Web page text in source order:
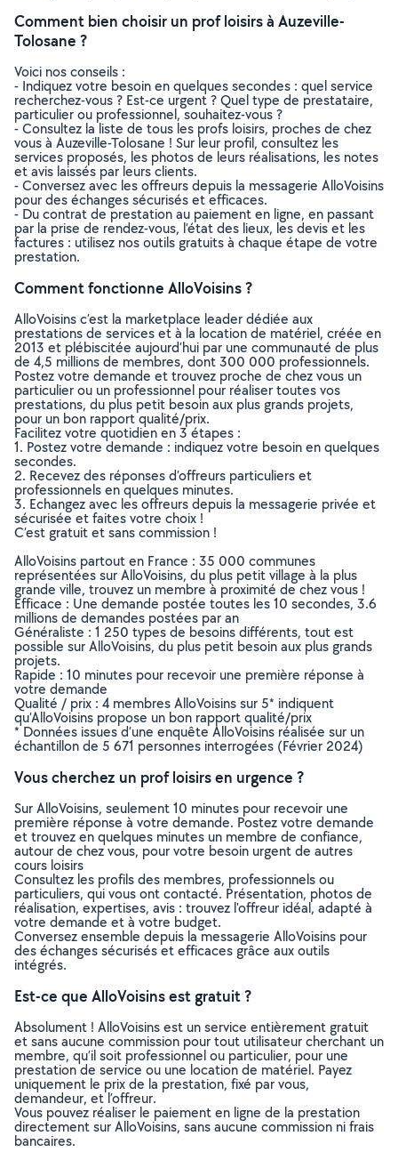
Comment bien choisir un prof loisirs à Auzeville-
Tolosane ?
Voici nos conseils :
- Indiquez votre besoin en quelques secondes : quel service
recherchez-vous ? Est-ce urgent ? Quel type de prestataire,
particulier ou professionnel, souhaitez-vous ?
- Consultez la liste de tous les profs loisirs, proches de chez
vous à Auzeville-Tolosane ! Sur leur profil, consultez les
services proposés, les photos de leurs réalisations, les notes
et avis laissés par leurs clients.
- Conversez avec les offreurs depuis la messagerie AlloVoisins
pour des échanges sécurisés et efficaces.
- Du contrat de prestation au paiement en ligne, en passant
par la prise de rendez-vous, l’état des lieux, les devis et les
factures : utilisez nos outils gratuits à chaque étape de votre
prestation.
Comment fonctionne AlloVoisins ?
AlloVoisins c’est la marketplace leader dédiée aux
prestations de services et à la location de matériel, créée en
2013 et plébiscitée aujourd’hui par une communauté de plus
de 4,5 millions de membres, dont 300 000 professionnels.
Postez votre demande et trouvez proche de chez vous un
particulier ou un professionnel pour réaliser toutes vos
prestations, du plus petit besoin aux plus grands projets,
pour un bon rapport qualité/prix.
Facilitez votre quotidien en 3 étapes :
1. Postez votre demande : indiquez votre besoin en quelques
secondes.
2. Recevez des réponses d’offreurs particuliers et
professionnels en quelques minutes.
3. Echangez avec les offreurs depuis la messagerie privée et
sécurisée et faites votre choix !
C’est gratuit et sans commission !
AlloVoisins partout en France : 35 000 communes
représentées sur AlloVoisins, du plus petit village à la plus
grande ville, trouvez un membre à proximité de chez vous !
Efficace : Une demande postée toutes les 10 secondes, 3.6
millions de demandes postées par an
Généraliste : 1 250 types de besoins différents, tout est
possible sur AlloVoisins, du plus petit besoin aux plus grands
projets.
Rapide : 10 minutes pour recevoir une première réponse à
votre demande
Qualité / prix : 4 membres AlloVoisins sur 5* indiquent
qu’AlloVoisins propose un bon rapport qualité/prix
* Données issues d’une enquête AlloVoisins réalisée sur un
échantillon de 5 671 personnes interrogées (Février 2024)
Vous cherchez un prof loisirs en urgence ?
Sur AlloVoisins, seulement 10 minutes pour recevoir une
première réponse à votre demande. Postez votre demande
et trouvez en quelques minutes un membre de confiance,
autour de chez vous, pour votre besoin urgent de autres
cours loisirs
Consultez les profils des membres, professionnels ou
particuliers, qui vous ont contacté. Présentation, photos de
réalisation, expertises, avis : trouvez l'offreur idéal, adapté à
votre demande et à votre budget.
Conversez ensemble depuis la messagerie AlloVoisins pour
des échanges sécurisés et efficaces grâce aux outils
intégrés.
Est-ce que AlloVoisins est gratuit ?
Absolument ! AlloVoisins est un service entièrement gratuit
et sans aucune commission pour tout utilisateur cherchant un
membre, qu’il soit professionnel ou particulier, pour une
prestation de service ou une location de matériel. Payez
uniquement le prix de la prestation, fixé par vous,
demandeur, et l’offreur.
Vous pouvez réaliser le paiement en ligne de la prestation
directement sur AlloVoisins, sans aucune commission ni frais
bancaires.